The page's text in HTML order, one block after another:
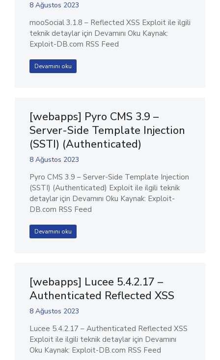
8 Ağustos 2023
mooSocial 3.1.8 – Reflected XSS Exploit ile ilgili
teknik detaylar için Devamını Oku Kaynak:
Exploit-DB.com RSS Feed
Devamını oku
[webapps] Pyro CMS 3.9 –
Server-Side Template Injection
(SSTI) (Authenticated)
8 Ağustos 2023
Pyro CMS 3.9 – Server-Side Template Injection
(SSTI) (Authenticated) Exploit ile ilgili teknik
detaylar için Devamını Oku Kaynak: Exploit-
DB.com RSS Feed
Devamını oku
[webapps] Lucee 5.4.2.17 –
Authenticated Reflected XSS
8 Ağustos 2023
Lucee 5.4.2.17 – Authenticated Reflected XSS
Exploit ile ilgili teknik detaylar için Devamını
Oku Kaynak: Exploit-DB.com RSS Feed